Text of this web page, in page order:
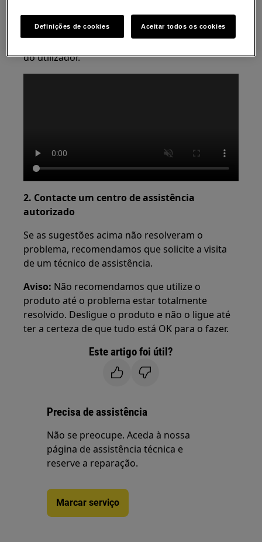
Para informação detalhada, consulte o manual
do utilizador.
2. Contacte um centro de assistência
autorizado
Se as sugestões acima não resolveram o
problema, recomendamos que solicite a visita
de um técnico de assistência.
Aviso: Não recomendamos que utilize o
produto até o problema estar totalmente
resolvido. Desligue o produto e não o ligue até
ter a certeza de que tudo está OK para o fazer.
Este artigo foi útil?
Precisa de assistência
Não se preocupe. Aceda à nossa
página de assistência técnica e
reserve a reparação.
Marcar serviço
Definições de cookies Aceitar todos os cookies